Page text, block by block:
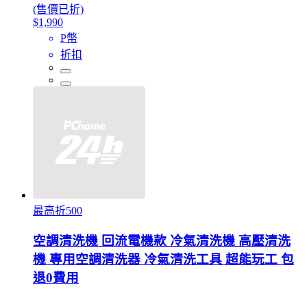
(售價已折)
$1,990
P幣
折扣
最高折500
空調清洗機 回流電機款 冷氣清洗機 高壓清洗
機 專用空調清洗器 冷氣清洗工具 超能玩工 包
退0費用